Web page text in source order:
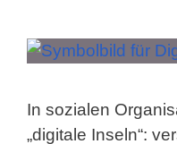
In sozialen
„digitale Inseln“: